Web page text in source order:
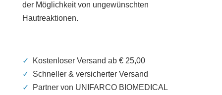
der Möglichkeit von ungewünschten
Hautreaktionen.
✓
Kostenloser Versand ab € 25,00
✓
Schneller & versicherter Versand
✓
Partner von UNIFARCO BIOMEDICAL